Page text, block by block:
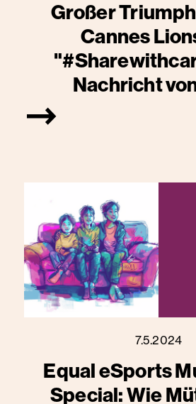
Großer
Cannes
Nachricht
7.5.2024
Equal eSports
Special: Wie